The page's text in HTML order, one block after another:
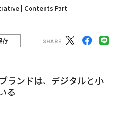
| Contents Part
存
ランドは、デジタルと小
る